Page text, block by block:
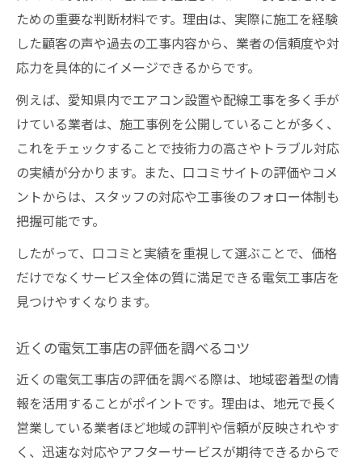
ための重要な判断材料です。理由は、実際に施工を経験
した顧客の声や過去の工事内容から、業者の信頼度や対
応力を具体的にイメージできるからです。
例えば、愛知県内でエアコン設置や配線工事を多く手が
けている業者は、施工事例を公開していることが多く、
これをチェックすることで技術力の高さやトラブル対応
の実績が分かります。また、口コミサイトの評価やコメ
ントからは、スタッフの対応や工事後のフォロー体制も
把握可能です。
したがって、口コミと実績を重視して選ぶことで、価格
だけでなくサービス全体の質に満足できる電気工事店を
見つけやすくなります。
近くの電気工事店の評価を調べるコツ
近くの電気工事店の評価を調べる際は、地域密着型の情
報を活用することがポイントです。理由は、地元で長く
営業している業者ほど地域の評判や信頼が反映されやす
く、迅速な対応やアフターサービスが期待できるからで